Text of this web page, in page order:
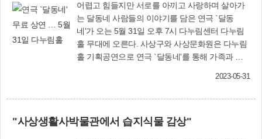
만인 2017년 전국시니어실버문화페스티벌 대상
(문화체육관광부 장관상)을 수상한 실력 있는 공
연단이다. 현재 50대 후반부터 80세에 이르기까지
42명의 단원이 활동하고 있다. 사상구는 2015년
순창군과 자매결연을 맺은 이후 문화·경제·산업
등 전 분야에 걸쳐 꾸준히 교류를 이어오고 있다.
쉽게 감상할 수 없었던 우리 전통문화를 체험하고,
하고 문화교류 활성화에도 기여할 수 있어 기쁘
지만 막상 접하면 그렇지 않습니다. 단순한 취미에
서 취·창업까지 다양하게 활용하고 즐길 수 있습니
다." 윤 대표는 2019년부터 4년간 북구 덕천동에서
운영해 온 `에듀우드' 노하우를 살려 감동생생 예
술창작촌을 주민들에게 보다 친근한 목공 교육기
다져온 4명의 전문가와 함께 주민들의 눈높이에
고 싶다는 의지를 드러냈다. 그러면서 "앞으로 3년
어렵고 힘들지만 서로를 아끼고 사랑하며 살아가
는 달동네 사람들의 이야기를 담은 연극 `달동
네'가 오는 5월 31일 오후 7시 다누림센터 다누림
홀 무대에 오른다. 사상구와 사상문화원은 다누림
홀 기획공연으로 연극 `달동네'를 통해 가족과 이
내용이다. 상연시간은 1시간 30분이며, 만7세 이
2023-05-31
"사상생활사박물관에서 습지식물 감상"